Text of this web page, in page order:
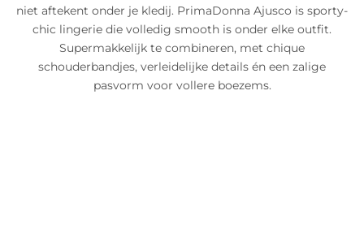
niet aftekent onder je kledij. PrimaDonna Ajusco is sporty-
chic lingerie die volledig smooth is onder elke outfit.
Supermakkelijk te combineren, met chique
schouderbandjes, verleidelijke details én een zalige
pasvorm voor vollere boezems.